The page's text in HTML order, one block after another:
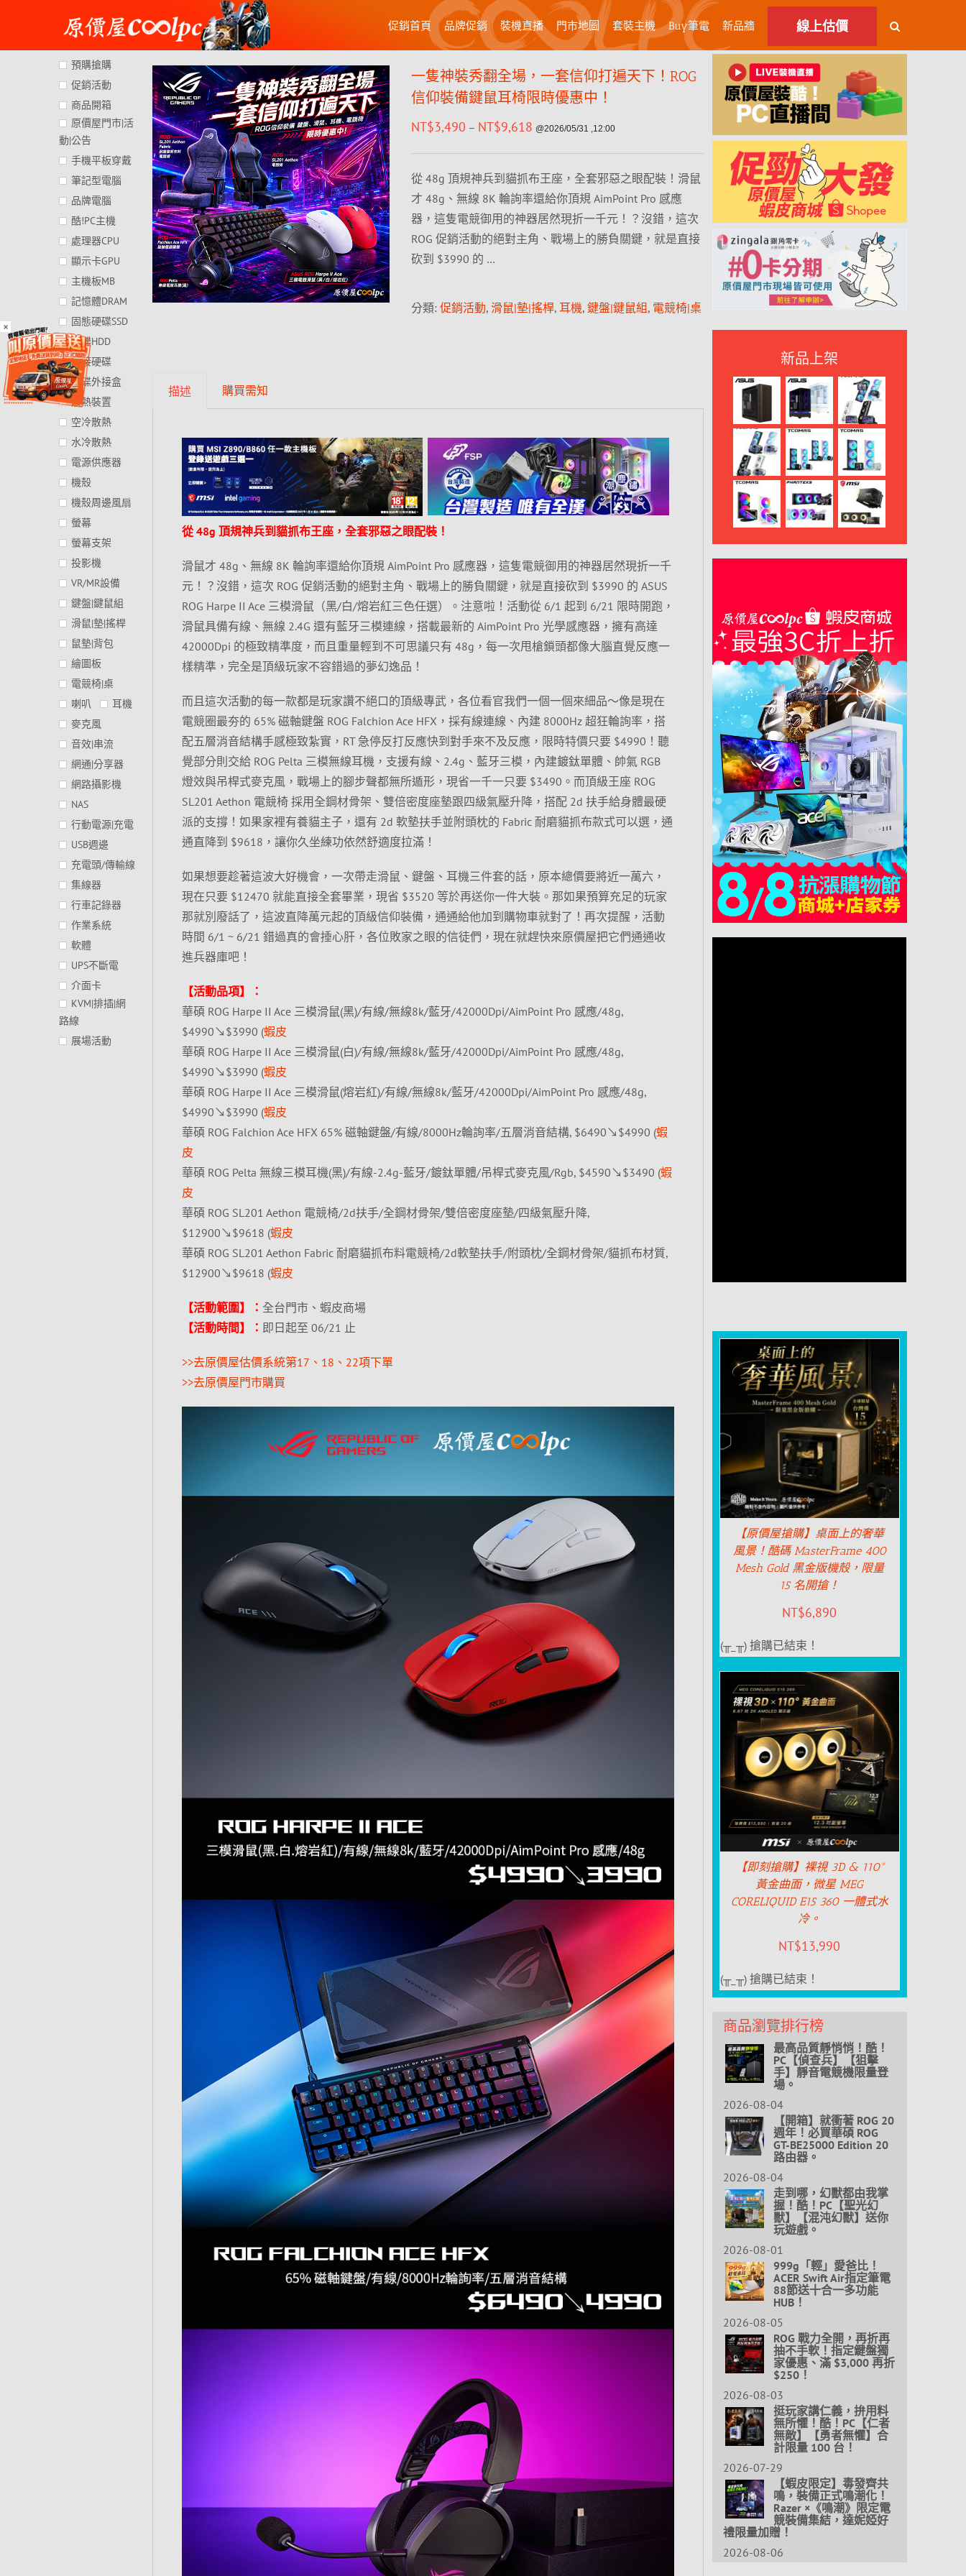
×
content
促銷首頁 品牌促銷 裝機直播 門市地圖 套裝主機 Buy筆電 新品牆 線上估價
一隻神裝秀翻全場，一套信仰打遍天下！ROG
信仰裝備鍵鼠耳椅限時優惠中！
NT$3,490 – NT$9,618 @2026/05/31 ,12:00
從 48g 頂規神兵到貓抓布王座，全套邪惡之眼配裝！滑鼠
才 48g、無線 8K 輪詢率還給你頂規 AimPoint Pro 感應
器，這隻電競御用的神器居然現折一千元！？沒錯，這次
ROG 促銷活動的絕對主角、戰場上的勝負關鍵，就是直接
砍到 $3990 的 …
分類: 促銷活動, 滑鼠|墊|搖桿, 耳機, 鍵盤|鍵鼠組, 電競椅|桌
描述 購買需知
從 48g 頂規神兵到貓抓布王座，全套邪惡之眼配裝！
滑鼠才 48g、無線 8K 輪詢率還給你頂規 AimPoint Pro 感應器，這隻電競御用的神器居然現折一千
元！？沒錯，這次 ROG 促銷活動的絕對主角、戰場上的勝負關鍵，就是直接砍到 $3990 的 ASUS
ROG Harpe II Ace 三模滑鼠（黑/白/熔岩紅三色任選）。注意啦！活動從 6/1 起到 6/21 限時開跑，
滑鼠具備有線、無線 2.4G 還有藍牙三模連線，搭載最新的 AimPoint Pro 光學感應器，擁有高達
42000Dpi 的極致精準度，而且重量輕到不可思議只有 48g，每一次甩槍鎖頭都像大腦直覺反應一
樣精準，完全是頂級玩家不容錯過的夢幻逸品！
而且這次活動的每一款都是玩家讚不絕口的頂級專武，各位看官我們一個一個來細品～像是現在
電競圈最夯的 65% 磁軸鍵盤 ROG Falchion Ace HFX，採有線連線、內建 8000Hz 超狂輪詢率，搭
配五層消音結構手感極致紮實，RT 急停反打反應快到對手來不及反應，限時特價只要 $4990！聽
覺部分則交給 ROG Pelta 三模無線耳機，支援有線、2.4g、藍牙三模，內建鍍鈦單體、帥氣 RGB
燈效與吊桿式麥克風，戰場上的腳步聲都無所遁形，現省一千一只要 $3490。而頂級王座 ROG
SL201 Aethon 電競椅 採用全鋼材骨架、雙倍密度座墊跟四級氣壓升降，搭配 2d 扶手給身體最硬
派的支撐！如果家裡有養貓主子，還有 2d 軟墊扶手並附頭枕的 Fabric 耐磨貓抓布款式可以選，通
通直降到 $9618，讓你久坐練功依然舒適度拉滿！
如果想要趁著這波大好機會，一次帶走滑鼠、鍵盤、耳機三件套的話，原本總價要將近一萬六，
現在只要 $12470 就能直接全套畢業，現省 $3520 等於再送你一件大裝。那如果預算充足的玩家
那就別廢話了，這波直降萬元起的頂級信仰裝備，通通給他加到購物車就對了！再次提醒，活動
時間 6/1 ~ 6/21 錯過真的會捶心肝，各位敗家之眼的信徒們，現在就趕快來原價屋把它們通通收
進兵器庫吧！
【活動品項】：
華碩 ROG Harpe II Ace 三模滑鼠(黑)/有線/無線8k/藍牙/42000Dpi/AimPoint Pro 感應/48g,
$4990↘$3990 (蝦皮
華碩 ROG Harpe II Ace 三模滑鼠(白)/有線/無線8k/藍牙/42000Dpi/AimPoint Pro 感應/48g,
$4990↘$3990 (蝦皮
華碩 ROG Harpe II Ace 三模滑鼠(熔岩紅)/有線/無線8k/藍牙/42000Dpi/AimPoint Pro 感應/48g,
$4990↘$3990 (蝦皮
華碩 ROG Falchion Ace HFX 65% 磁軸鍵盤/有線/8000Hz輪詢率/五層消音結構, $6490↘$4990 (蝦
皮
華碩 ROG Pelta 無線三模耳機(黑)/有線-2.4g-藍牙/鍍鈦單體/吊桿式麥克風/Rgb, $4590↘$3490 (蝦
皮
華碩 ROG SL201 Aethon 電競椅/2d扶手/全鋼材骨架/雙倍密度座墊/四級氣壓升降,
$12900↘$9618 (蝦皮
華碩 ROG SL201 Aethon Fabric 耐磨貓抓布料電競椅/2d軟墊扶手/附頭枕/全鋼材骨架/貓抓布材質,
$12900↘$9618 (蝦皮
【活動範圍】： 全台門市、蝦皮商場
【活動時間】： 即日起至 06/21 止
>>去原價屋估價系統第17、18、22項下單
>>去原價屋門市購買
預購搶購
促銷活動
商品開箱
原價屋門市|活
動|公告
手機平板穿戴
筆記型電腦
品牌電腦
酷!PC主機
處理器CPU
顯示卡GPU
主機板MB
記憶體DRAM
固態硬碟SSD
硬碟HDD
外接硬碟
硬碟外接盒
散熱裝置
空冷散熱
水冷散熱
電源供應器
機殼
機殼周邊風扇
螢幕
螢幕支架
投影機
VR/MR設備
鍵盤|鍵鼠組
滑鼠|墊|搖桿
鼠墊|背包
繪圖板
電競椅|桌
喇叭
耳機
麥克風
音效|串流
網通|分享器
網路攝影機
NAS
行動電源|充電
USB週邊
充電頭/傳輸線
集線器
行車記錄器
作業系統
軟體
UPS不斷電
介面卡
KVM|排插|網
路線
展場活動
新品上架
【原價屋搶購】桌面上的奢華
風景！酷碼 MasterFrame 400
Mesh Gold 黑金版機殼，限量
15 名開搶！
NT$6,890
(╥_╥) 搶購已結束！
【即刻搶購】裸視 3D & 110°
黃金曲面，微星 MEG
CORELIQUID E15 360 一體式水
冷。
NT$13,990
(╥_╥) 搶購已結束！
商品瀏覽排行榜
最高品質靜悄悄！酷！
PC【偵查兵】【狙擊
手】靜音電競機限量登
場。
2026-08-04
【開箱】就衝著 ROG 20
週年！必買華碩 ROG
GT-BE25000 Edition 20
路由器。
2026-08-04
走到哪，幻獸都由我掌
握！酷！PC【聖光幻
獸】【混沌幻獸】送你
玩遊戲。
2026-08-01
999g「輕」愛爸比！
ACER Swift Air指定筆電
88節送十合一多功能
HUB！
2026-08-05
ROG 戰力全開，再折再
抽不手軟！指定鍵盤獨
家優惠、滿 $3,000 再折
$250！
2026-08-03
挺玩家講仁義，拚用料
無所懼！酷！PC【仁者
無敵】【勇者無懼】合
計限量 100 台！
2026-07-29
【蝦皮限定】毒發齊共
鳴，裝備正式鳴潮化！
Razer ×《鳴潮》限定電
競裝備集結，達妮婭好
禮限量加贈！
2026-08-06